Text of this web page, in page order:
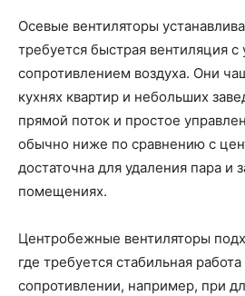
Осевые вентиляторы
требуется быстрая вентиляция
сопротивлением воздуха. Они
кухнях квартир и небольших
прямой поток и простое
обычно ниже по сравнению с
достаточна для удаления пара и
помещениях.
Центробежные вентиляторы
где требуется стабильная
сопротивлении, например, при